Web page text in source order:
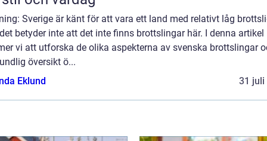
Sverige är känt för att vara ett land med relativt låg
betyder inte att det inte finns brottslingar här. I denna artikel
vi att utforska de olika aspekterna av svenska brottslingar
översikt ö...
Eklund
31 juli